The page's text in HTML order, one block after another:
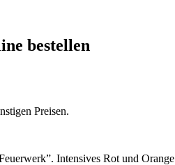
bestellen
Preisen.
Intensives Rot und